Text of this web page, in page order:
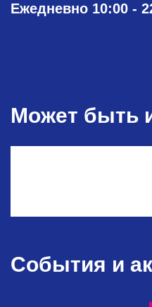
Ежедневно 10:00 -
Может быть
События и